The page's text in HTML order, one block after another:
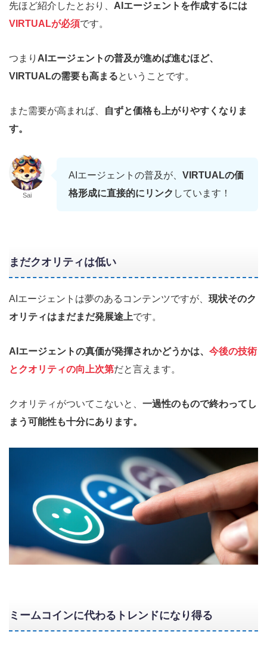
先ほど紹介したとおり、 AIエージェントを作成するには
VIRTUALが必須です。
つまり AIエージェントの普及が進めば進むほど、
VIRTUALの需要も高まるということです。
また需要が高まれば、
自ずと価格も上がりやすくなりま
す。
Sai
AIエージェントの普及が、 VIRTUALの価
格形成に直接的にリンク しています！
まだクオリティは低い
AIエージェントは夢のあるコンテンツですが、 現状そのク
オリティはまだまだ発展途上です。
AIエージェントの真価が発揮されかどうかは、 今後の技術
とクオリティの向上次第だと言えます。
クオリティがついてこないと、 一過性のもので終わってし
まう可能性も十分にあります。
ミームコインに代わるトレンドになり得る